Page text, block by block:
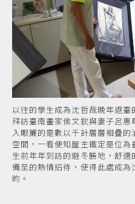
以往的學生成為沈哲哉晚年返
拜訪臺南畫家侯文欽與妻子呂
入眼簾的是數以千計層層相疊
空間，一看便知屋主鐵定是位
生前年年到訪的避冬勝地，舒
備至的熱情招待，使得此處成
昀。